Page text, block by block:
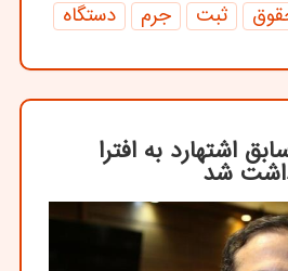
ثبت جرم
دستگاه
اشتهارد به افترا
شد